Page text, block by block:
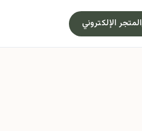
المتجر الإلكتروني